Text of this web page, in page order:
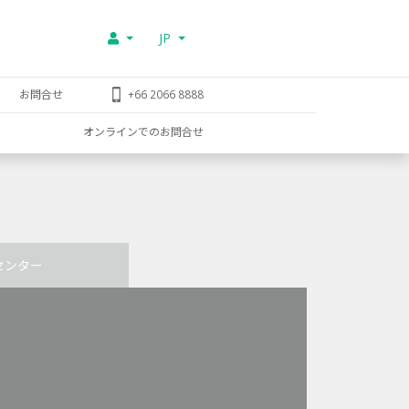
JP
お問合せ +66 2066 8888
オンラインでのお問合せ
ンター